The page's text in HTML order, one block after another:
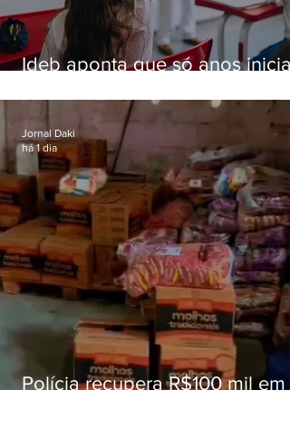
Ideb aponta que só anos
educação
Polícia recupera R$100 mil em
Jornal Daki
há 1 dia